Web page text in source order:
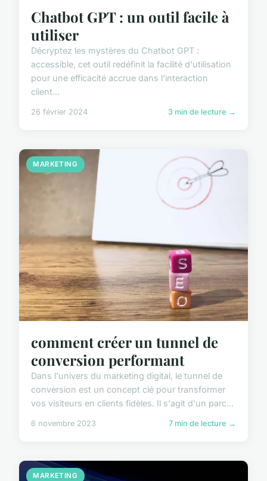
Chatbot GPT : un outil facile à
utiliser
Décryptez les mystères du Chatbot GPT :
accessible, cet outil redéfinit la facilité d'utilisation
pour une efficacité accrue dans l'interaction
client...
26 février 2024 3 min de lecture →
MARKETING
comment créer un tunnel de
conversion performant
Dans l'univers du marketing digital, le tunnel de
conversion est un concept clé pour transformer
vos visiteurs en clients fidèles. Il s'agit d'un parc...
6 novembre 2023 7 min de lecture →
MARKETING